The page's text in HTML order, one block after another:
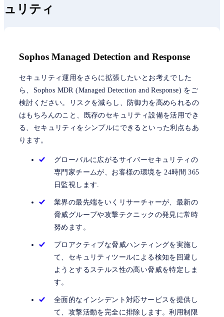
ュリティ
Sophos Managed Detection and Response
セキュリティ運用をさらに拡張したいとお考えでした
ら、Sophos MDR (Managed Detection and Response) をご
検討ください。リスクを減らし、防御力を高められるの
はもちろんのこと、既存のセキュリティ設備を活用でき
る、セキュリティをシンプルにできるといった利点もあ
ります。
グローバルに広がるサイバーセキュリティの
専門家チームが、お客様の環境を 24時間 365
日監視します.
業界の最先端をいくリサーチャーが、最新の
脅威グループや攻撃テクニックの発見に常時
努めます。
プロアクティブな脅威ハンティングを実施し
て、セキュリティツールによる検知を回避し
ようとするステルス性の高い脅威を特定しま
す。
全面的なインシデント対応サービスを提供し
て、攻撃活動を完全に排除します。利用制限